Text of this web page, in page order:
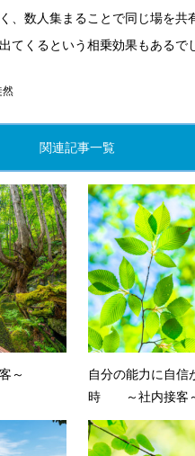
、数人集まることで同じ場を共
てくるという相乗効果もあるで
関連記事一覧
～
自分の能力に自信
時 ～社内接客